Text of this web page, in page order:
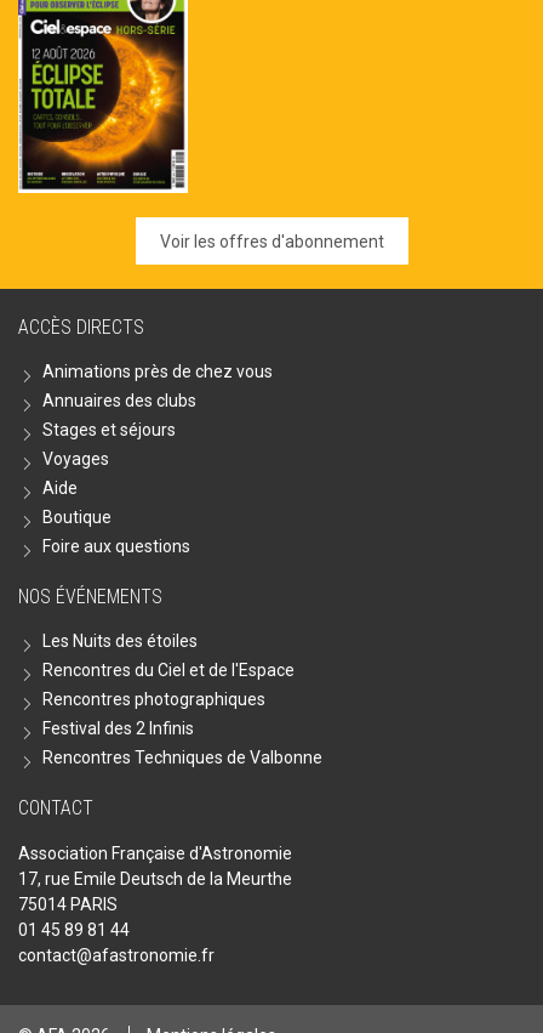
Voir les offres d'abonnement
ACCÈS DIRECTS
Animations près de chez vous
Annuaires des clubs
Stages et séjours
Voyages
Aide
Boutique
Foire aux questions
NOS ÉVÉNEMENTS
Les Nuits des étoiles
Rencontres du Ciel et de l'Espace
Rencontres photographiques
Festival des 2 Infinis
Rencontres Techniques de Valbonne
CONTACT
Association Française d'Astronomie
17, rue Emile Deutsch de la Meurthe
75014 PARIS
01 45 89 81 44
contact@afastronomie.fr